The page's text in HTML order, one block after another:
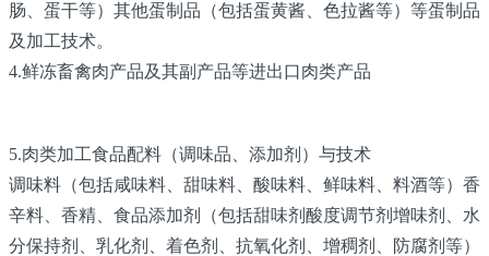
肠、蛋干等）其他蛋制品（包括蛋黄酱、色拉酱等）等蛋制品
及加工技术。
4.鲜冻畜禽肉产品及其副产品等进出口肉类产品
5.肉类加工食品配料（调味品、添加剂）与技术
调味料（包括咸味料、甜味料、酸味料、鲜味料、料酒等）香
辛料、香精、食品添加剂（包括甜味剂酸度调节剂增味剂、水
分保持剂、乳化剂、着色剂、抗氧化剂、增稠剂、防腐剂等）